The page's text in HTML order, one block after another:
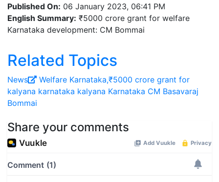
Published On: 06 January 2023, 06:41 PM
English Summary: ₹5000 crore grant for welfare
Karnataka development: CM Bommai
Related Topics
News
Welfare Karnataka,₹5000 crore grant for
kalyana karnataka kalyana Karnataka CM Basavaraj
Bommai
Share your comments